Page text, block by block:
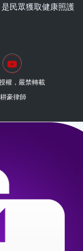
民眾獲取健康照護
權，嚴禁轉載
豪律師